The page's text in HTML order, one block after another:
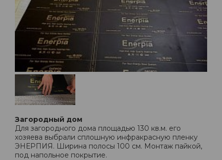
Загородный дом
Для загородного дома площадью 130 кв.м. его
хозяева выбрали сплошную инфракрасную пленку
ЭНЕРПИЯ. Ширина полосы 100 см. Монтаж пайкой,
под напольное покрытие.